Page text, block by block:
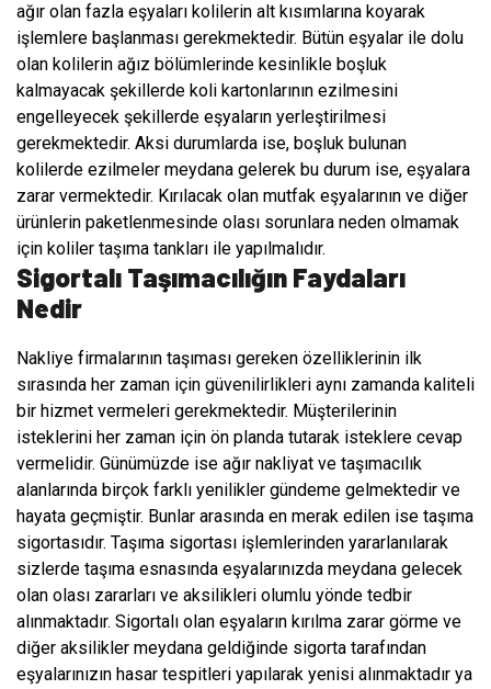
ağır olan fazla eşyaları kolilerin alt kısımlarına koyarak
işlemlere başlanması gerekmektedir. Bütün eşyalar ile dolu
olan kolilerin ağız bölümlerinde kesinlikle boşluk
kalmayacak şekillerde koli kartonlarının ezilmesini
engelleyecek şekillerde eşyaların yerleştirilmesi
gerekmektedir. Aksi durumlarda ise, boşluk bulunan
kolilerde ezilmeler meydana gelerek bu durum ise, eşyalara
zarar vermektedir. Kırılacak olan mutfak eşyalarının ve diğer
ürünlerin paketlenmesinde olası sorunlara neden olmamak
için koliler taşıma tankları ile yapılmalıdır.
Sigortalı Taşımacılığın Faydaları
Nedir
Nakliye firmalarının taşıması gereken özelliklerinin ilk
sırasında her zaman için güvenilirlikleri aynı zamanda kaliteli
bir hizmet vermeleri gerekmektedir. Müşterilerinin
isteklerini her zaman için ön planda tutarak isteklere cevap
vermelidir. Günümüzde ise ağır nakliyat ve taşımacılık
alanlarında birçok farklı yenilikler gündeme gelmektedir ve
hayata geçmiştir. Bunlar arasında en merak edilen ise taşıma
sigortasıdır. Taşıma sigortası işlemlerinden yararlanılarak
sizlerde taşıma esnasında eşyalarınızda meydana gelecek
olan olası zararları ve aksilikleri olumlu yönde tedbir
alınmaktadır. Sigortalı olan eşyaların kırılma zarar görme ve
diğer aksilikler meydana geldiğinde sigorta tarafından
eşyalarınızın hasar tespitleri yapılarak yenisi alınmaktadır ya